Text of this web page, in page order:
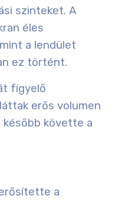
szinteket. A
éles
a lendület
ez történt.
figyelő
erős volumen
később követte a
a